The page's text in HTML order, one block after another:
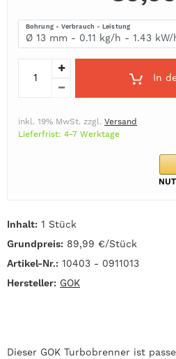
Inhalt: 1 Stück
Grundpreis: 89,99 €/Stück
Artikel-Nr.: 10403 - 0911013
Hersteller: GOK
Bohrung - Verbrauch - Leistung
In
inkl. 19% MwSt. zzgl. Versand
Lieferfrist: 4-7 Werktage
Dieser GOK Turbobrenner ist